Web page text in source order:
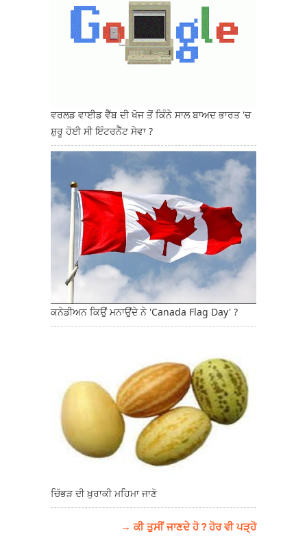
ਵਰਲਡ ਵਾਈਡ ਵੈੱਬ ਦੀ ਖੋਜ ਤੋਂ ਕਿੰਨੇ ਸਾਲ ਬਾਅਦ ਭਾਰਤ 'ਚ
ਸ਼ੁਰੂ ਹੋਈ ਸੀ ਇੰਟਰਨੈੱਟ ਸੇਵਾ ?
ਕਨੇਡੀਅਨ ਕਿਉਂ ਮਨਾਉਂਦੇ ਨੇ 'Canada Flag Day' ?
ਚਿੱਭੜ ਦੀ ਖ਼ੁਰਾਕੀ ਮਹਿਮਾ ਜਾਣੋ
→ ਕੀ ਤੁਸੀਂ ਜਾਣਦੇ ਹੋ ? ਹੋਰ ਵੀ ਪੜ੍ਹੋ